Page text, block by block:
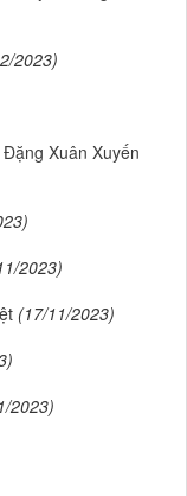
2023)
Xuân Xuyến
2023)
(17/11/2023)
2023)